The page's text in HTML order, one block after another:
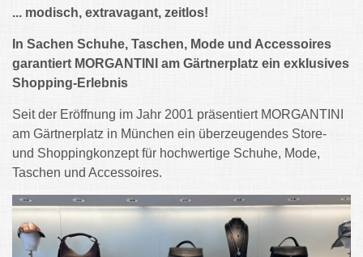
... modisch, extravagant, zeitlos!
In Sachen Schuhe, Taschen, Mode und Accessoires
garantiert MORGANTINI am Gärtnerplatz ein exklusives
Shopping-Erlebnis
Seit der Eröffnung im Jahr 2001 präsentiert MORGANTINI
am Gärtnerplatz in München ein überzeugendes Store-
und Shoppingkonzept für hochwertige Schuhe, Mode,
Taschen und Accessoires.